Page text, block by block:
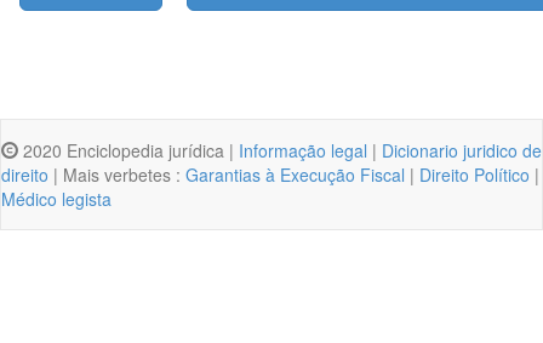
2020 Enciclopedia jurídica | Informação legal | Dicionario juridico de
direito | Mais verbetes : Garantias à Execução Fiscal | Direito Político |
Médico legista